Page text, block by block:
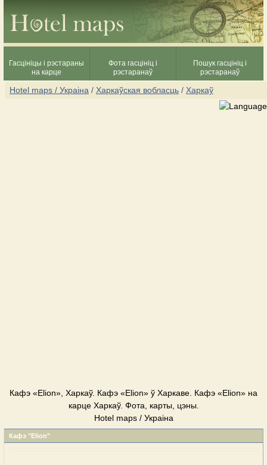
Гасцініцы і рэстараны
на карце
Фота гасцініц і
рэстаранаў
Пошук гасцініц і
рэстаранаў
Hotel maps / Украіна / Харкаўская вобласць / Харкаў
Кафэ «Elion», Харкаў. Кафэ «Elion» ў Харкаве. Кафэ «Elion» на
карце Харкаў. Фота, карты, цэны.
Hotel maps / Украіна
Кафэ "Elion"